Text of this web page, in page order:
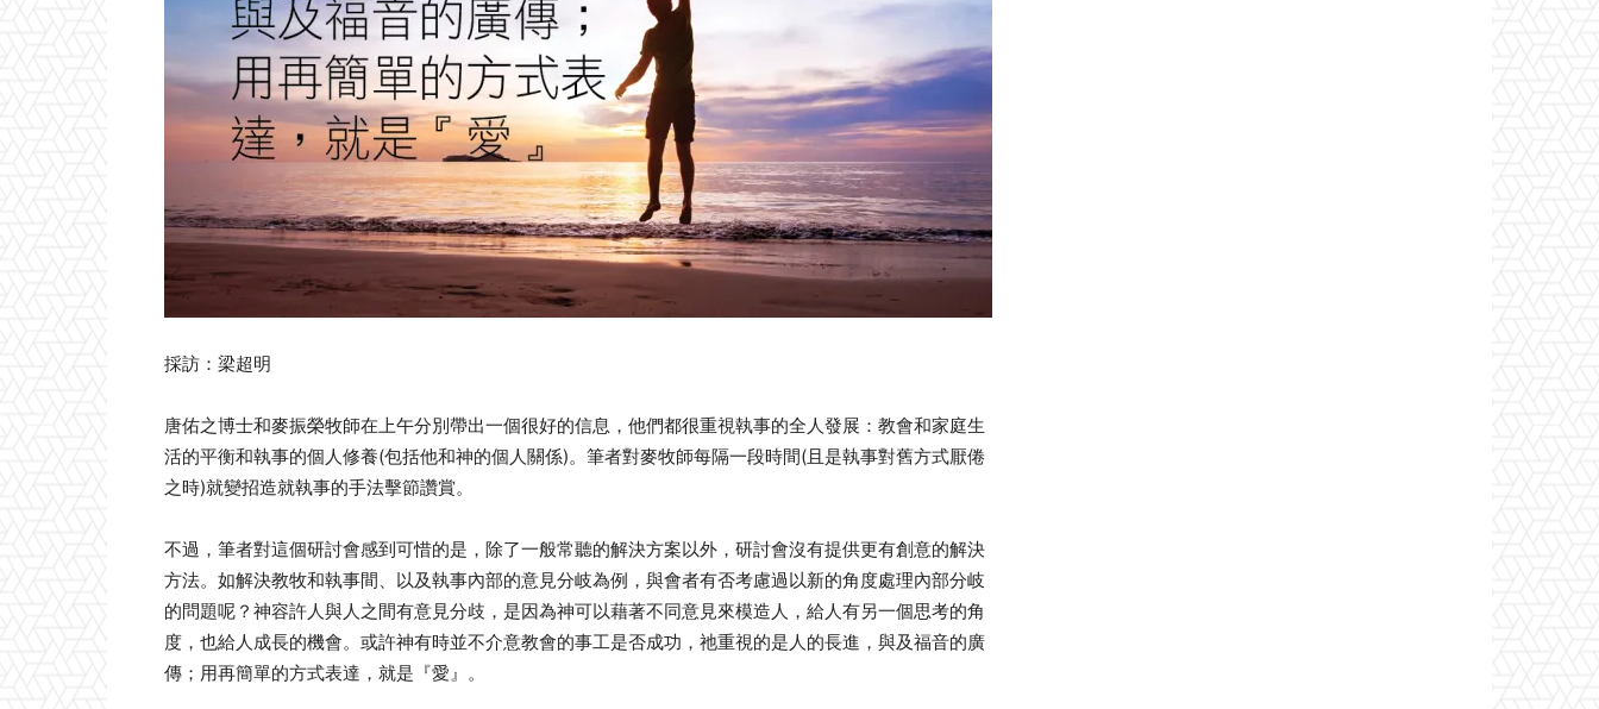
採訪：梁超明
唐佑之博士和麥振榮牧師在上午分別帶出一個很好的信息，他們都很重視執事的全人發展：教會和家庭生
活的平衡和執事的個人修養(包括他和神的個人關係)。筆者對麥牧師每隔一段時間(且是執事對舊方式厭倦
之時)就變招造就執事的手法擊節讚賞。
不過，筆者對這個研討會感到可惜的是，除了一般常聽的解決方案以外，研討會沒有提供更有創意的解決
方法。如解決教牧和執事間、以及執事內部的意見分岐為例，與會者有否考慮過以新的角度處理內部分岐
的問題呢？神容許人與人之間有意見分歧，是因為神可以藉著不同意見來模造人，給人有另一個思考的角
度，也給人成長的機會。或許神有時並不介意教會的事工是否成功，祂重視的是人的長進，與及福音的廣
傳；用再簡單的方式表達，就是『愛』。